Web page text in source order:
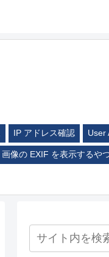
IP アドレス確認 User
画像の EXIF を表示するや